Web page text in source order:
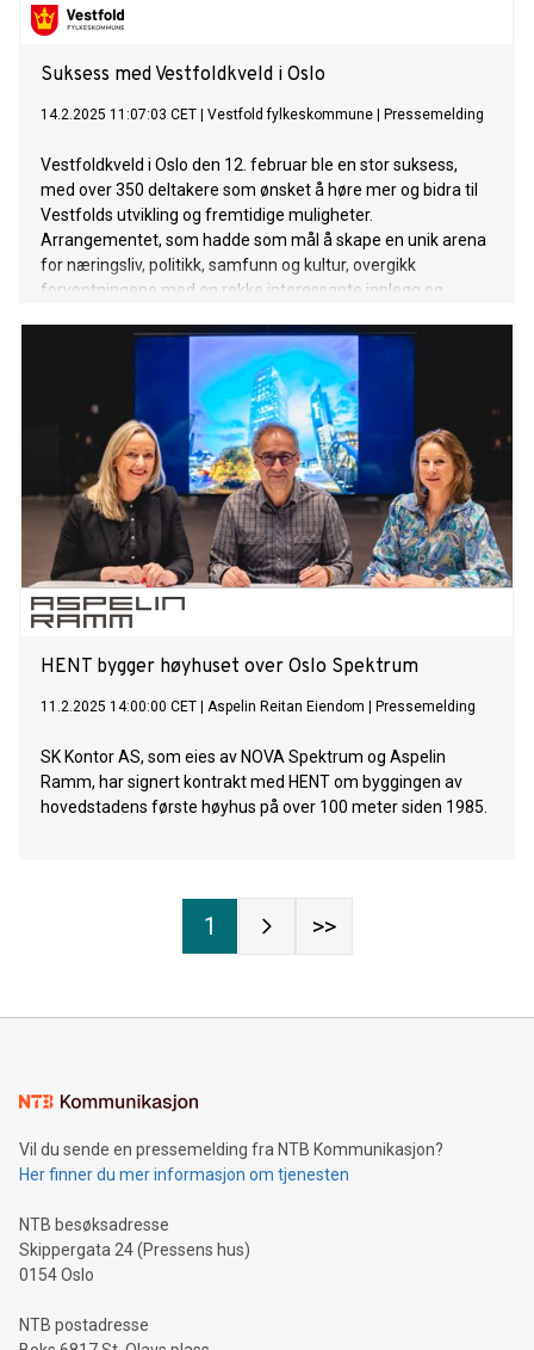
Suksess med Vestfoldkveld i Oslo
14.2.2025 11:07:03 CET Vestfold fylkeskommune Pressemelding
Vestfoldkveld i Oslo den 12. februar ble en stor suksess,
med over 350 deltakere som ønsket å høre mer og bidra til
Vestfolds utvikling og fremtidige muligheter.
Arrangementet, som hadde som mål å skape en unik arena
for næringsliv, politikk, samfunn og kultur, overgikk
forventningene med en rekke interessante innlegg og
det må jo ha vært nesten 350 innom her i løpet av kvelden,
sier fylkesordfører Anne Strømøy. – Vi har hatt mange
interessante innlegg fra folk som har tilknytning til Vestfold,
og det er alt fra hvordan bedriften deres i Vestfold blir
oppfattet i utlandet, til hvordan det er å bo og jobbe her, sier
hun. Kvelden bød på innlegg fra nye spennende bedrifter
som ser muligheter innenfor ny teknologi, og deltakerne fikk
også understreket noen av de fordelene som Vestfold har å
tilby.
HENT bygger høyhuset over Oslo Spektrum
11.2.2025 14:00:00 CET Aspelin Reitan Eiendom Pressemelding
SK Kontor AS, som eies av NOVA Spektrum og Aspelin
Ramm, har signert kontrakt med HENT om byggingen av
hovedstadens første høyhus på over 100 meter siden 1985.
1 >>
Vil du sende en pressemelding fra NTB Kommunikasjon?
Her finner du mer informasjon om tjenesten
NTB besøksadresse
Skippergata 24 (Pressens hus)
0154 Oslo
NTB postadresse